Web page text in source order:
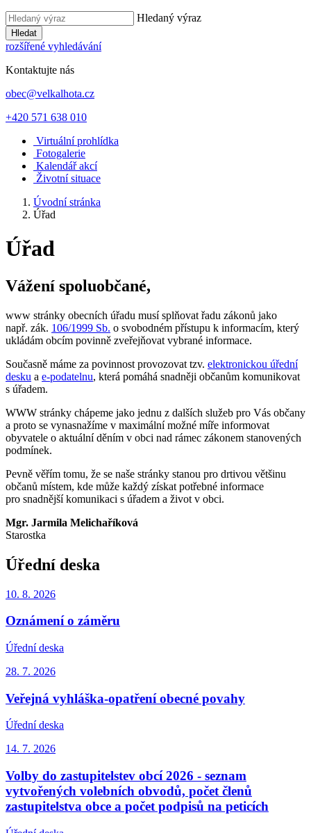
Hledaný výraz
Hledat
rozšířené vyhledávání
Kontaktujte nás
obec@velkalhota.cz
+420 571 638 010
Virtuální prohlídka
Fotogalerie
Kalendář akcí
Životní situace
Úvodní stránka
Úřad
Úřad
Vážení spoluobčané,
www stránky obecních úřadu musí splňovat řadu zákonů jako
např. zák. 106/1999 Sb. o svobodném přístupu k informacím, který
ukládám obcím povinně zveřejňovat vybrané informace.
Současně máme za povinnost provozovat tzv. elektronickou úřední
desku a e-podatelnu, která pomáhá snadněji občanům komunikovat
s úřadem.
WWW stránky chápeme jako jednu z dalších služeb pro Vás občany
a proto se vynasnažíme v maximální možné míře informovat
obyvatele o aktuální děním v obci nad rámec zákonem stanovených
podmínek.
Pevně věřím tomu, že se naše stránky stanou pro drtivou většinu
občanů místem, kde může každý získat potřebné informace
pro snadnější komunikaci s úřadem a život v obci.
Mgr. Jarmila Melichaříková
Starostka
Úřední deska
10. 8. 2026
Oznámení o záměru
Úřední deska
28. 7. 2026
Veřejná vyhláška-opatření obecné povahy
Úřední deska
14. 7. 2026
Volby do zastupitelstev obcí 2026 - seznam
vytvořených volebních obvodů, počet členů
zastupitelstva obce a počet podpisů na peticích